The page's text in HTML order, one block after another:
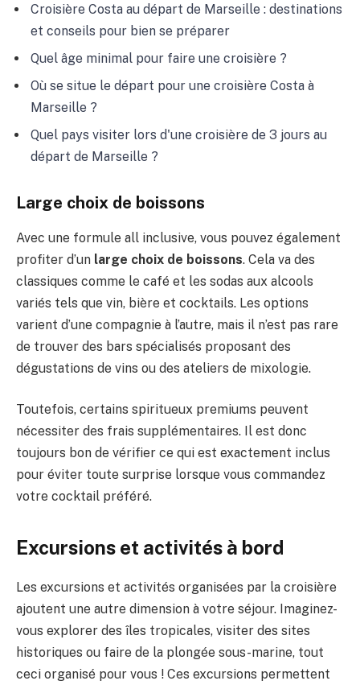
Croisière Costa au départ de Marseille : destinations
et conseils pour bien se préparer
Quel âge minimal pour faire une croisière ?
Où se situe le départ pour une croisière Costa à
Marseille ?
Quel pays visiter lors d'une croisière de 3 jours au
départ de Marseille ?
Large choix de boissons
Avec une formule all inclusive, vous pouvez également
profiter d’un large choix de boissons. Cela va des
classiques comme le café et les sodas aux alcools
variés tels que vin, bière et cocktails. Les options
varient d’une compagnie à l’autre, mais il n’est pas rare
de trouver des bars spécialisés proposant des
dégustations de vins ou des ateliers de mixologie.
Toutefois, certains spiritueux premiums peuvent
nécessiter des frais supplémentaires. Il est donc
toujours bon de vérifier ce qui est exactement inclus
pour éviter toute surprise lorsque vous commandez
votre cocktail préféré.
Excursions et activités à bord
Les excursions et activités organisées par la croisière
ajoutent une autre dimension à votre séjour. Imaginez-
vous explorer des îles tropicales, visiter des sites
historiques ou faire de la plongée sous-marine, tout
ceci organisé pour vous ! Ces excursions permettent